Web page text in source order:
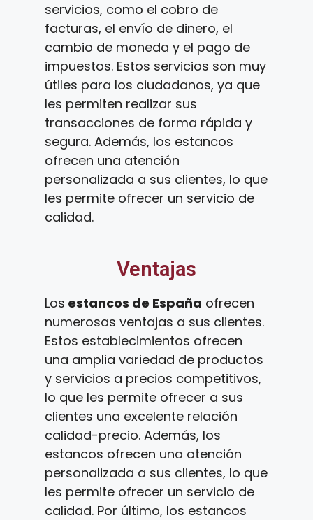
servicios, como el cobro de
facturas, el envío de dinero, el
cambio de moneda y el pago de
impuestos. Estos servicios son muy
útiles para los ciudadanos, ya que
les permiten realizar sus
transacciones de forma rápida y
segura. Además, los estancos
ofrecen una atención
personalizada a sus clientes, lo que
les permite ofrecer un servicio de
calidad.
Ventajas
Los estancos de España ofrecen
numerosas ventajas a sus clientes.
Estos establecimientos ofrecen
una amplia variedad de productos
y servicios a precios competitivos,
lo que les permite ofrecer a sus
clientes una excelente relación
calidad-precio. Además, los
estancos ofrecen una atención
personalizada a sus clientes, lo que
les permite ofrecer un servicio de
calidad. Por último, los estancos